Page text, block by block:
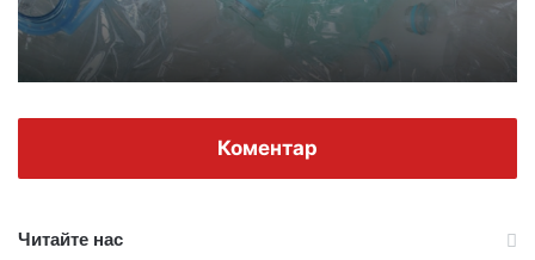
Коментар
Читайте нас